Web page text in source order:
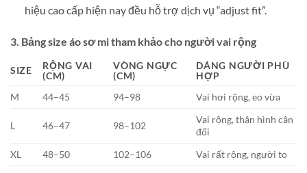
hiệu cao cấp hiện nay đều hỗ trợ dịch vụ “adjust fit”.
3. Bảng size áo sơ mi tham khảo cho người vai rộng
SIZE
RỘNG VAI
(CM)
VÒNG NGỰC
(CM)
DÁNG NGƯỜI PHÙ
HỢP
M
44–45 94–98 Vai hơi rộng, eo vừa
L 46–47 98–102
Vai rộng, thân hình cân
đối
XL
48–50 102–106 Vai rất rộng, người to